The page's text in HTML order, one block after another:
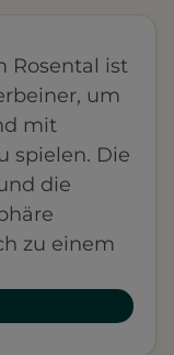
Rosental ist
um
mit
spielen. Die
die
zu einem